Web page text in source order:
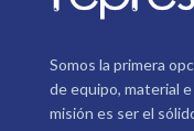
Somos la primera
de equipo, material
misión es ser el